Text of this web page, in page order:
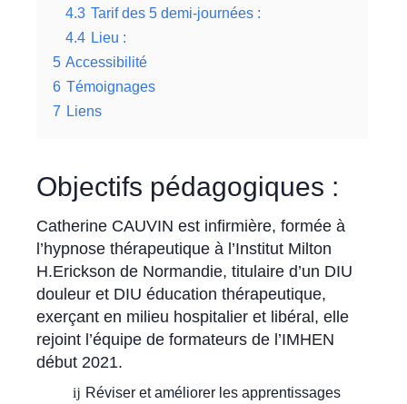
4.3 Tarif des 5 demi-journées :
4.4 Lieu :
5 Accessibilité
6 Témoignages
7 Liens
Objectifs pédagogiques :
Catherine CAUVIN est infirmière, formée à
l’hypnose thérapeutique à l’Institut Milton
H.Erickson de Normandie, titulaire d’un DIU
douleur et DIU éducation thérapeutique,
exerçant en milieu hospitalier et libéral, elle
rejoint l’équipe de formateurs de l’IMHEN
début 2021.
Réviser et améliorer les apprentissages